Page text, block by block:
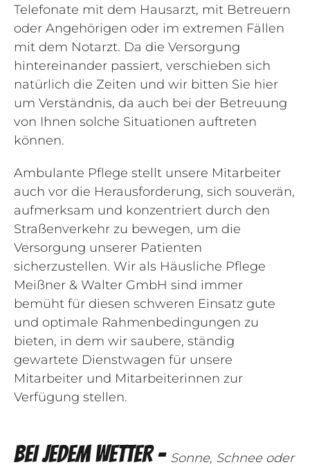
Telefonate mit dem Hausarzt, mit Betreuern
oder Angehörigen oder im extremen Fällen
mit dem Notarzt. Da die Versorgung
hintereinander passiert, verschieben sich
natürlich die Zeiten und wir bitten Sie hier
um Verständnis, da auch bei der Betreuung
von Ihnen solche Situationen auftreten
können.
Ambulante Pflege stellt unsere Mitarbeiter
auch vor die Herausforderung, sich souverän,
aufmerksam und konzentriert durch den
Straßenverkehr zu bewegen, um die
Versorgung unserer Patienten
sicherzustellen. Wir als Häusliche Pflege
Meißner & Walter GmbH sind immer
bemüht für diesen schweren Einsatz gute
und optimale Rahmenbedingungen zu
bieten, in dem wir saubere, ständig
gewartete Dienstwagen für unsere
Mitarbeiter und Mitarbeiterinnen zur
Verfügung stellen.
BEI JEDEM WETTER - Sonne, Schnee oder